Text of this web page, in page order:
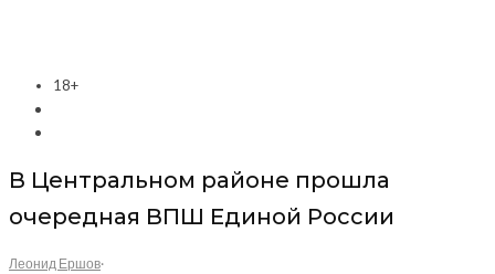
18+
В Центральном районе прошла
очередная ВПШ Единой России
Леонид Ершов·